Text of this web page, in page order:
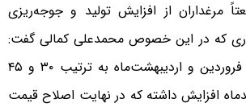
مرغداران از افزایش تولید و جوجه‌ریزی
که در این خصوص محمدعلی کمالی گفت:
بنابر آمار جوجه‌ریزی فروردین و اردیبهشت‌ماه به ترتیب ۳۰ و ۴۵
افزایش داشته که در نهایت اصلاح قیمت